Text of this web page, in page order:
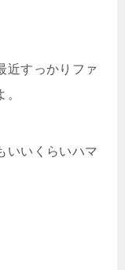
近すっかりファ
いいくらいハマ